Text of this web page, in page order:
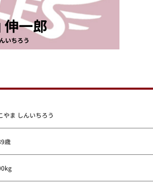
伸一郎
いちろう
やま しんいちろう
歳